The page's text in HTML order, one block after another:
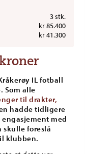
3 stk.
kr 85.400
kr 41.300
IL fotball
Som alle
til drakter,
hadde tidligere
med
skulle foreslå
klubben.